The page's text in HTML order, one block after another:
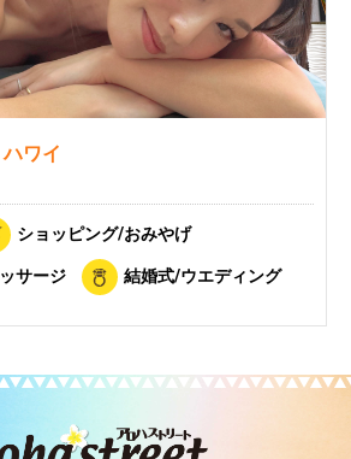
ワイ
ショッピング/おみやげ
サージ 結婚式/ウエディング